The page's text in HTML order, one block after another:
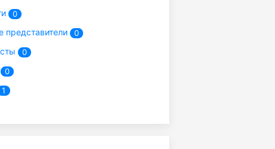
0
представители 0
0
0
1